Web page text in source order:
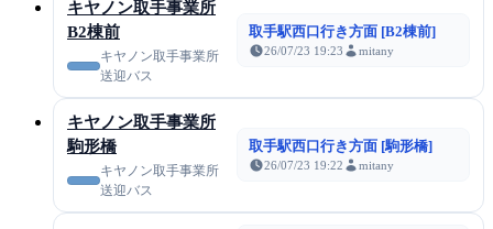
キヤノン取手事業所
B2棟前
キヤノン取手事業所
送迎バス
取手駅西口行き方面 [B2棟前]
26/07/23 19:23 mitany
キヤノン取手事業所
駒形橋
キヤノン取手事業所
送迎バス
取手駅西口行き方面 [駒形橋]
26/07/23 19:22 mitany